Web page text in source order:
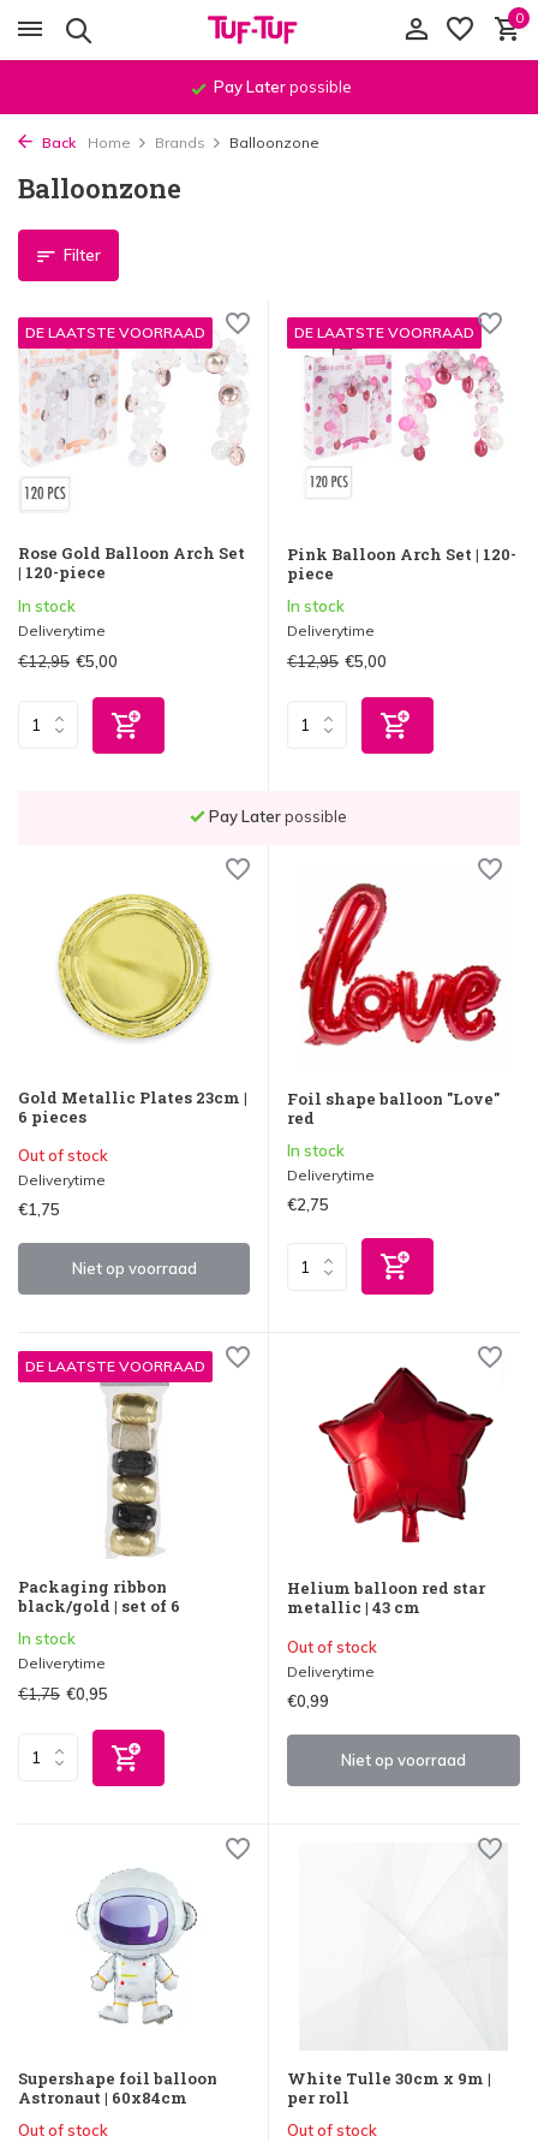
0
Pay Laterpossible
Back Home Brands Balloonzone
Balloonzone
Filter
DE LAATSTE VOORRAAD
Rose Gold Balloon Arch Set
| 120-piece
In stock
Deliverytime
€12,95 €5,00
DE LAATSTE VOORRAAD
Pink Balloon Arch Set | 120-
piece
In stock
Deliverytime
€12,95 €5,00
Order before11:59 PM, shipped
Gold Metallic Plates 23cm |
6 pieces
Out of stock
Deliverytime
€1,75
Niet op voorraad
Foil shape balloon "Love"
red
In stock
Deliverytime
€2,75
DE LAATSTE VOORRAAD
Packaging ribbon
black/gold | set of 6
In stock
Deliverytime
€1,75 €0,95
Helium balloon red star
metallic | 43 cm
Out of stock
Deliverytime
€0,99
Niet op voorraad
Supershape foil balloon
Astronaut | 60x84cm
Out of stock
White Tulle 30cm x 9m |
per roll
Out of stock